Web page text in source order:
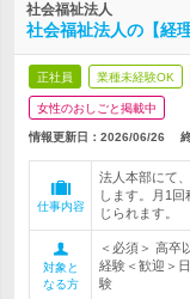
社会福祉法人
社会福祉法人の【
正社員 業種未経験OK
女性のおしごと掲載中
情報更新日：2026/06/26
仕事内容
法人本部にて
します。月1
じられます。
対象と
なる方
＜必須＞ 高卒
経験＜歓迎＞
験